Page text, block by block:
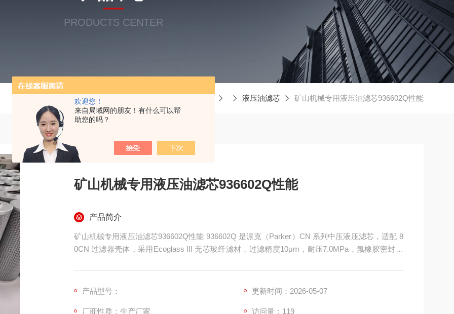
欢迎您！
来自局域网的朋友！有什么可以帮
助您的吗？
PRODUCTS CENTER
液压油滤芯 矿山机械专用液压油滤芯936602Q性能
矿山机械专用液压油滤芯936602Q性能
产品简介
矿山机械专用液压油滤芯936602Q性能 936602Q 是派克（Parker）CN 系列中压液压滤芯，适配 8
0CN 过滤器壳体，采用Ecoglass III 无芯玻纤滤材，过滤精度10μm，耐压7.0MPa，氟橡胶密封，
产品型号：
更新时间：2026-05-07
厂商性质：生产厂家 访问量：119